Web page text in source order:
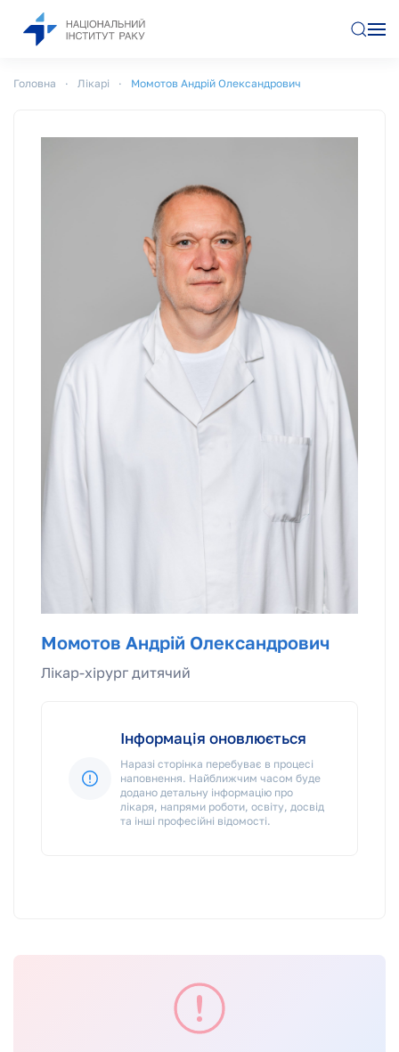
Головна Лікарі Момотов Андрій Олександрович
Момотов Андрій Олександрович
Лікар-хірург дитячий
Інформація оновлюється
Наразі сторінка перебуває в процесі
наповнення. Найближчим часом буде
додано детальну інформацію про
лікаря, напрями роботи, освіту, досвід
та інші професійні відомості.